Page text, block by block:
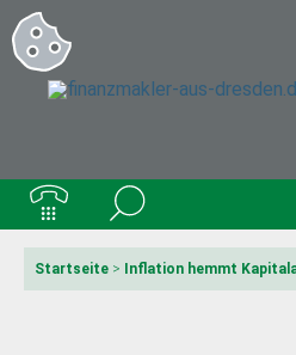
Startseite > Inflation hemmt